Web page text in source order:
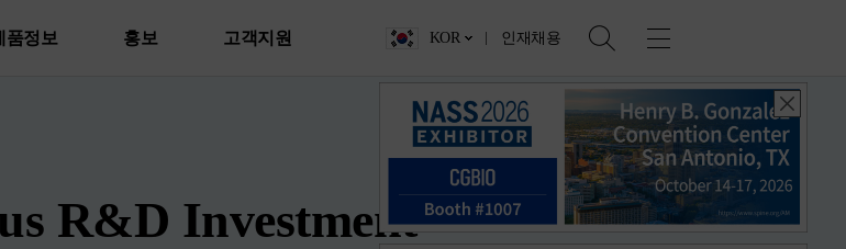
품정보 홍보 고객지원 KOR 인재채용
R&D Investment